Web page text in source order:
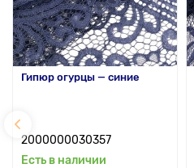
Гипюр огурцы — синие
2000000030357
Есть в наличии